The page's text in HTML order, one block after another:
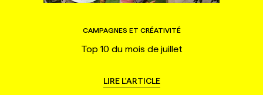
CAMPAGNES ET CRÉATIVITÉ
Top 10 du mois de juillet
LIRE L'ARTICLE